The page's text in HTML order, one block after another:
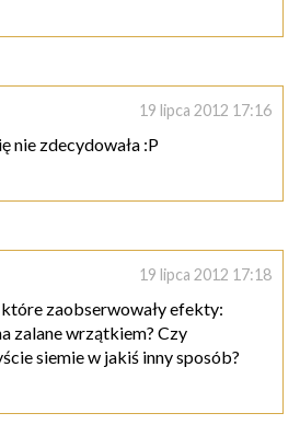
19 lipca 2012 17:16
nie zdecydowała :P
19 lipca 2012 17:18
zaobserwowały efekty:
zalane wrzątkiem? Czy
siemie w jakiś inny sposób?